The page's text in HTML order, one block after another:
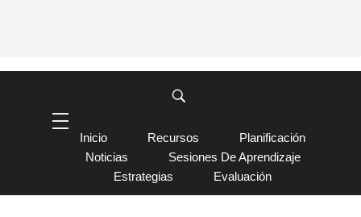
Inicio Recursos
Planificación
Noticias
Sesiones De Aprendizaje
Estrategias
Evaluación